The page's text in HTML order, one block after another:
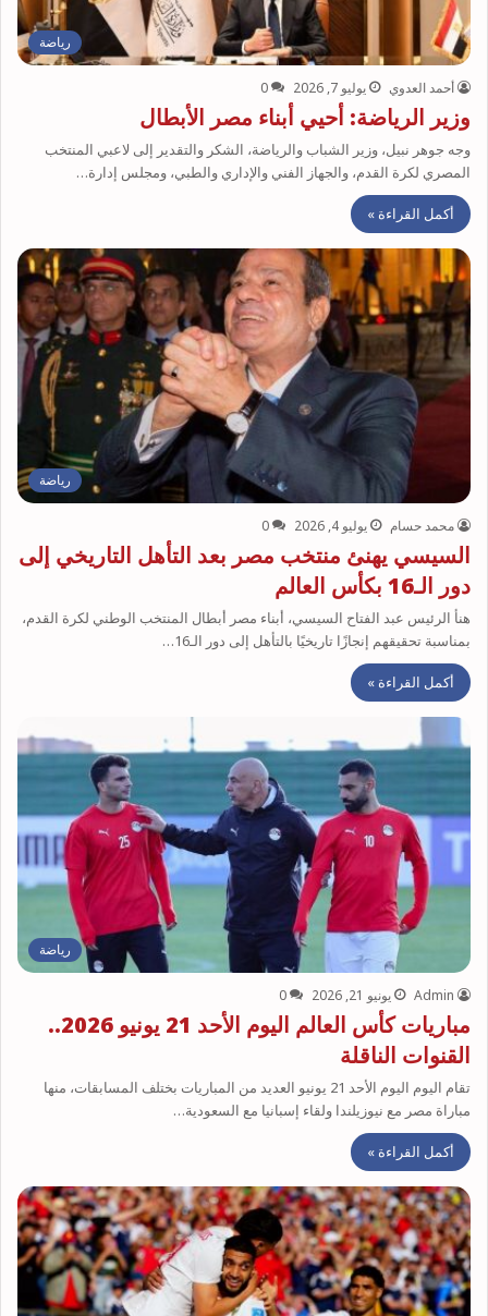
رياضة
أحمد العدوي يوليو 7, 2026 0
وزير الرياضة: أحيي أبناء مصر الأبطال
وجه جوهر نبيل، وزير الشباب والرياضة، الشكر والتقدير إلى لاعبي المنتخب
المصري لكرة القدم، والجهاز الفني والإداري والطبي، ومجلس إدارة…
أكمل القراءة »
رياضة
محمد حسام يوليو 4, 2026 0
السيسي يهنئ منتخب مصر بعد التأهل التاريخي إلى
دور الـ16 بكأس العالم
هنأ الرئيس عبد الفتاح السيسي، أبناء مصر أبطال المنتخب الوطني لكرة القدم،
بمناسبة تحقيقهم إنجازًا تاريخيًا بالتأهل إلى دور الـ16…
أكمل القراءة »
رياضة
Admin يونيو 21, 2026 0
مباريات كأس العالم اليوم الأحد 21 يونيو 2026..
القنوات الناقلة
تقام اليوم اليوم الأحد 21 يونيو العديد من المباريات بختلف المسابقات، منها
مباراة مصر مع نيوزيلندا ولقاء إسبانيا مع السعودية…
أكمل القراءة »